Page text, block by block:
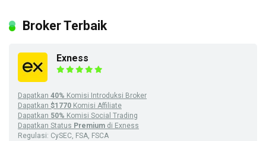
Broker Terbaik
Exness
Dapatkan 40% Komisi Introduksi Broker
Dapatkan $1770 Komisi Affiliate
Dapatkan 50% Komisi Social Trading
Dapatkan Status Premium di Exness
Regulasi: CySEC, FSA, FSCA